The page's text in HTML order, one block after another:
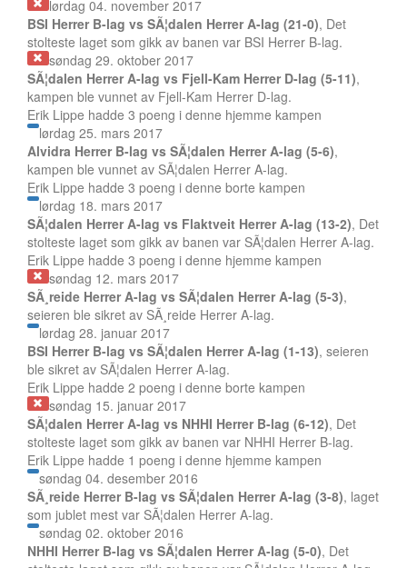
lørdag 04. november 2017
BSI Herrer B-lag vs SÃ¦dalen Herrer A-lag (21-0), Det
stolteste laget som gikk av banen var BSI Herrer B-lag.
søndag 29. oktober 2017
SÃ¦dalen Herrer A-lag vs Fjell-Kam Herrer D-lag (5-11),
kampen ble vunnet av Fjell-Kam Herrer D-lag.
Erik Lippe hadde 3 poeng i denne hjemme kampen
lørdag 25. mars 2017
Alvidra Herrer B-lag vs SÃ¦dalen Herrer A-lag (5-6),
kampen ble vunnet av SÃ¦dalen Herrer A-lag.
Erik Lippe hadde 3 poeng i denne borte kampen
lørdag 18. mars 2017
SÃ¦dalen Herrer A-lag vs Flaktveit Herrer A-lag (13-2), Det
stolteste laget som gikk av banen var SÃ¦dalen Herrer A-lag.
Erik Lippe hadde 3 poeng i denne hjemme kampen
søndag 12. mars 2017
SÃ¸reide Herrer A-lag vs SÃ¦dalen Herrer A-lag (5-3),
seieren ble sikret av SÃ¸reide Herrer A-lag.
lørdag 28. januar 2017
BSI Herrer B-lag vs SÃ¦dalen Herrer A-lag (1-13), seieren
ble sikret av SÃ¦dalen Herrer A-lag.
Erik Lippe hadde 2 poeng i denne borte kampen
søndag 15. januar 2017
SÃ¦dalen Herrer A-lag vs NHHI Herrer B-lag (6-12), Det
stolteste laget som gikk av banen var NHHI Herrer B-lag.
Erik Lippe hadde 1 poeng i denne hjemme kampen
søndag 04. desember 2016
SÃ¸reide Herrer B-lag vs SÃ¦dalen Herrer A-lag (3-8), laget
som jublet mest var SÃ¦dalen Herrer A-lag.
søndag 02. oktober 2016
NHHI Herrer B-lag vs SÃ¦dalen Herrer A-lag (5-0), Det